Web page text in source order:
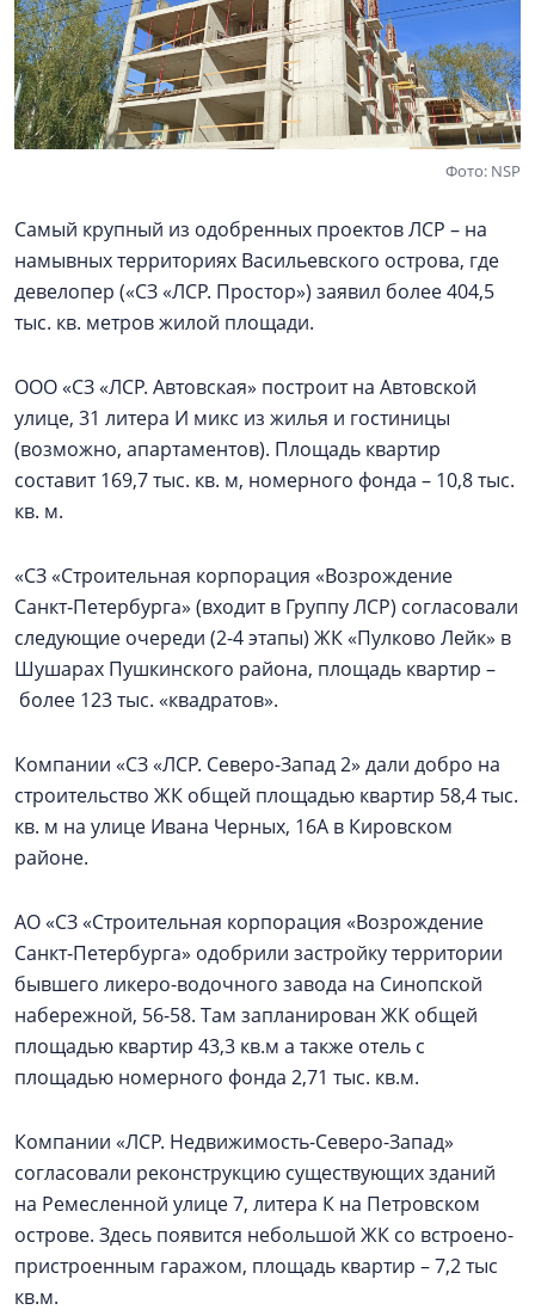
Фото: NSP
Самый крупный из одобренных проектов ЛСР – на
намывных территориях Васильевского острова, где
девелопер («СЗ «ЛСР. Простор») заявил более 404,5
тыс. кв. метров жилой площади.
ООО «СЗ «ЛСР. Автовская» построит на Автовской
улице, 31 литера И микс из жилья и гостиницы
(возможно, апартаментов). Площадь квартир
составит 169,7 тыс. кв. м, номерного фонда – 10,8 тыс.
кв. м.
«СЗ «Строительная корпорация «Возрождение
Санкт‑Петербурга» (входит в Группу ЛСР) согласовали
следующие очереди (2-4 этапы) ЖК «Пулково Лейк» в
Шушарах Пушкинского района, площадь квартир –
более 123 тыс. «квадратов».
Компании «СЗ «ЛСР. Северо-Запад 2» дали добро на
строительство ЖК общей площадью квартир 58,4 тыс.
кв. м на улице Ивана Черных, 16А в Кировском
районе.
АО «СЗ «Строительная корпорация «Возрождение
Санкт‑Петербурга» одобрили застройку территории
бывшего ликеро-водочного завода на Синопской
набережной, 56-58. Там запланирован ЖК общей
площадью квартир 43,3 кв.м а также отель с
площадью номерного фонда 2,71 тыс. кв.м.
Компании «ЛСР. Недвижимость-Северо-Запад»
согласовали реконструкцию существующих зданий
на Ремесленной улице 7, литера К на Петровском
острове. Здесь появится небольшой ЖК со встроено-
пристроенным гаражом, площадь квартир – 7,2 тыс
кв.м.